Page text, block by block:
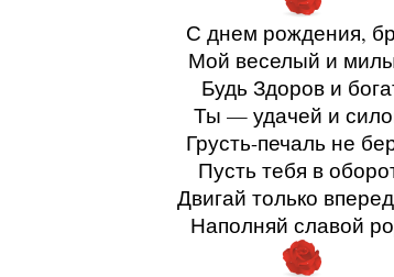
С днем рождения,
Мой веселый и
Будь Здоров и
Ты — удачей и
Грусть-печаль не
Пусть тебя в
Двигай только
Наполняй славой